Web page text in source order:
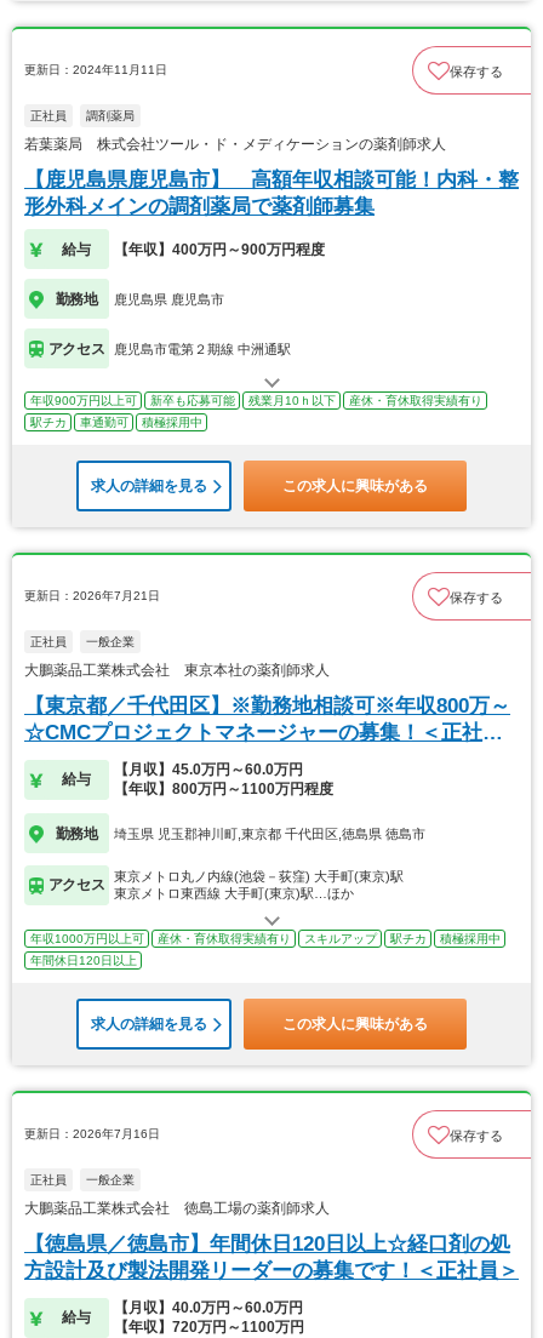
更新日：2024年11月11日 保存する
正社員 調剤薬局
若葉薬局 株式会社ツール・ド・メディケーションの薬剤師求人
【鹿児島県鹿児島市】 高額年収相談可能！内科・整
形外科メインの調剤薬局で薬剤師募集
給与 【年収】400万円～900万円程度
勤務地 鹿児島県 鹿児島市
アクセス 鹿児島市電第２期線 中洲通駅
年収900万円以上可 新卒も応募可能 残業月10ｈ以下
産休・育休取得実績有り
駅チカ
車通勤可 積極採用中
求人の詳細を見る この求人に興味がある
更新日：2026年7月21日 保存する
正社員 一般企業
大鵬薬品工業株式会社 東京本社の薬剤師求人
【東京都／千代田区】※勤務地相談可※年収800万～
☆CMCプロジェクトマネージャーの募集！＜正社員
＞
給与
【月収】45.0万円～60.0万円
【年収】800万円～1100万円程度
勤務地 埼玉県 児玉郡神川町,東京都 千代田区,徳島県 徳島市
アクセス
東京メトロ丸ノ内線(池袋－荻窪) 大手町(東京)駅
東京メトロ東西線 大手町(東京)駅…ほか
年収1000万円以上可 産休・育休取得実績有り スキルアップ 駅チカ
積極採用中
年間休日120日以上
求人の詳細を見る この求人に興味がある
更新日：2026年7月16日 保存する
正社員 一般企業
大鵬薬品工業株式会社 徳島工場の薬剤師求人
【徳島県／徳島市】年間休日120日以上☆経口剤の処
方設計及び製法開発リーダーの募集です！＜正社員＞
給与
【月収】40.0万円～60.0万円
【年収】720万円～1100万円